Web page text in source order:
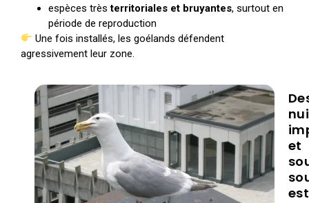
espèces trèsterritoriales et bruyantes, surtout en
période de reproduction
Une fois installés, les goélands défendent
agressivement leur zone.
et